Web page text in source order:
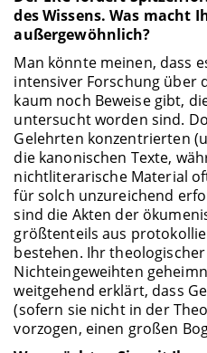
des Wissens. Was macht
außergewöhnlich?
Man könnte meinen, dass
intensiver Forschung über
kaum noch Beweise gibt,
untersucht worden sind.
Gelehrten konzentrierten
die kanonischen Texte,
nichtliterarische Material
für solch unzureichend
sind die Akten der
größtenteils aus
bestehen. Ihr
Nichteingeweihten
weitgehend erklärt, dass
(sofern sie nicht in der
vorzogen, einen großen